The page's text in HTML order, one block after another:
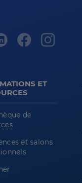
ET
de
et salons